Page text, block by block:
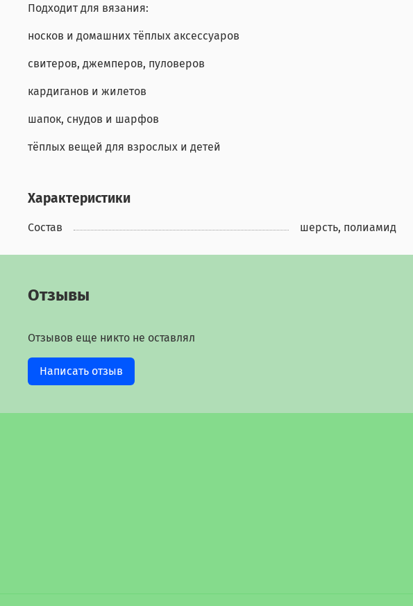
Подходит для вязания:
носков и домашних тёплых аксессуаров
свитеров, джемперов, пуловеров
кардиганов и жилетов
шапок, снудов и шарфов
тёплых вещей для взрослых и детей
Характеристики
Состав шерсть, полиамид
Отзывы
Отзывов еще никто не оставлял
Написать отзыв